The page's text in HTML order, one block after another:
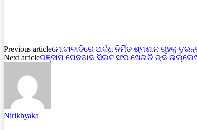
Previous articleମୋଟାବାଡିରେ ଅର୍ଦ୍ଧ ନିର୍ମିତ ଶ୍ମଶାନ ଗୃହକୁ ତୁରନ୍ତ
Next articleଗଞ୍ଜାମ ପେନକାକ ସିଲଟ ସଂଘ ଖେଳାଳି ଙ୍କ
Nirikhyaka